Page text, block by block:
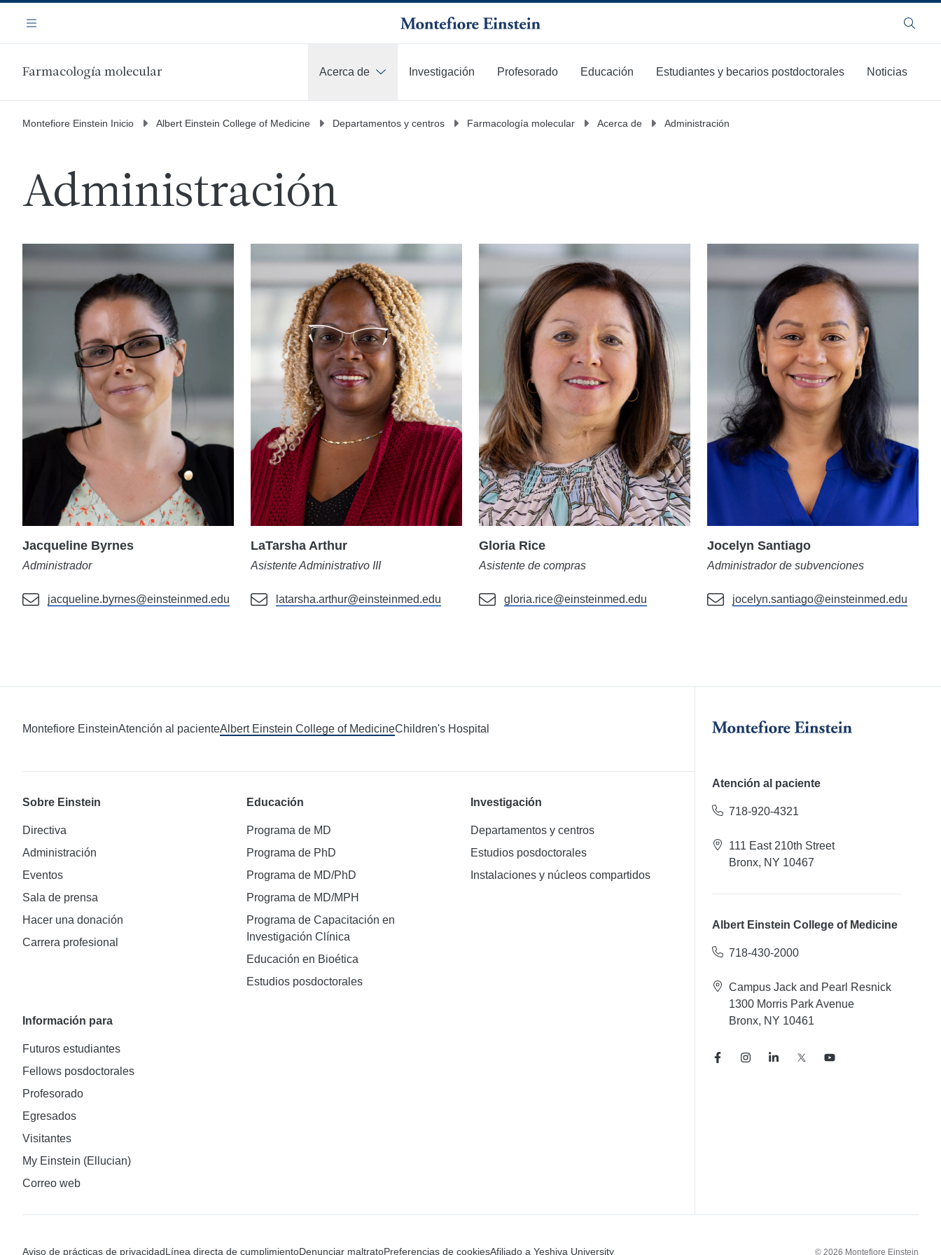
contenido
Navegación
Menú Buscar
Farmacología molecular Acerca de Investigación Profesorado Educación Estudiantes y becarios postdoctorales
Noticias
Montefiore Einstein Inicio Albert Einstein College of Medicine Departamentos y centros Farmacología molecular Acerca de Administración
Administración
Jacqueline Byrnes
Administrador
jacqueline.byrnes@einsteinmed.edu
LaTarsha Arthur
Asistente Administrativo III
latarsha.arthur@einsteinmed.edu
Gloria Rice
Asistente de compras
gloria.rice@einsteinmed.edu
Jocelyn Santiago
Administrador de subvenciones
jocelyn.santiago@einsteinmed.edu
Montefiore EinsteinAtención al pacienteAlbert Einstein College of MedicineChildren's Hospital
Sobre Einstein
Directiva
Administración
Eventos
Sala de prensa
Hacer una donación
Carrera profesional
Educación
Programa de MD
Programa de PhD
Programa de MD/PhD
Programa de MD/MPH
Programa de Capacitación en
Investigación Clínica
Educación en Bioética
Estudios posdoctorales
Investigación
Departamentos y centros
Estudios posdoctorales
Instalaciones y núcleos compartidos
Información para
Futuros estudiantes
Fellows posdoctorales
Profesorado
Egresados
Visitantes
My Einstein (Ellucian)
Correo web
Atención al paciente
718-920-4321
111 East 210th Street
Bronx, NY 10467
Albert Einstein College of Medicine
718-430-2000
Campus Jack and Pearl Resnick
1300 Morris Park Avenue
Bronx, NY 10461
Aviso de prácticas de privacidadLínea directa de cumplimientoDenunciar maltratoPreferencias de cookiesAfiliado a Yeshiva University © 2026 Montefiore Einstein